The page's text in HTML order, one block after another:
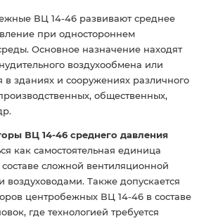
ВЦ 14-46 развивают среднее
при одностороннем
Основное назначение находят
воздухообмена или
в зданиях и сооружениях различного
общественных,
ВЦ 14-46 среднего давления
как самостоятельная единица
сложной вентиляционной
воздуховодами. Также допускается
центробежных ВЦ 14-46 в составе
где технологией требуется